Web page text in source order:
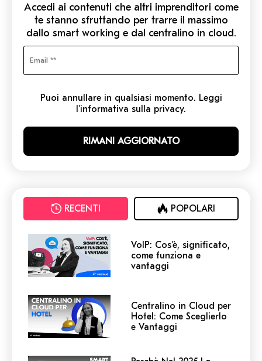
Accedi ai contenuti che altri imprenditori come
te stanno sfruttando per trarre il massimo
dallo smart working e dal centralino in cloud.
Puoi annullare in qualsiasi momento. Leggi
l'informativa sulla privacy.
RECENTI POPOLARI
VoIP: Cos'è, significato,
come funziona e
vantaggi
Centralino in Cloud per
Hotel: Come Sceglierlo
e Vantaggi